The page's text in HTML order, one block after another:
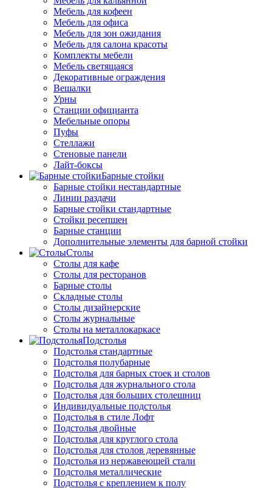
Мебель для кофеен
Мебель для офиса
Мебель для зон ожидания
Мебель для салона красоты
Комплекты мебели
Мебель светящаяся
Декоративные ограждения
Вешалки
Урны
Станции официанта
Мебельные опоры
Пуфы
Стеллажи
Стеновые панели
Лайт-боксы
Барные стойки
Барные стойки нестандартные
Линии раздачи
Барные стойки стандартные
Стойки ресепшен
Барные станции
Дополнительные элементы для барной стойки
Столы
Столы для кафе
Столы для ресторанов
Барные столы
Складные столы
Столы дизайнерские
Столы журнальные
Столы на металлокаркасе
Подстолья
Подстолья стандартные
Подстолья полубарные
Подстолья для барных стоек и столов
Подстолья для журнального стола
Подстолья для больших столешниц
Индивидуальные подстолья
Подстолья в стиле Лофт
Подстолья двойные
Подстолья для круглого стола
Подстолья для столов деревянные
Подстолья из нержавеющей стали
Подстолья металлические
Подстолья с креплением к полу